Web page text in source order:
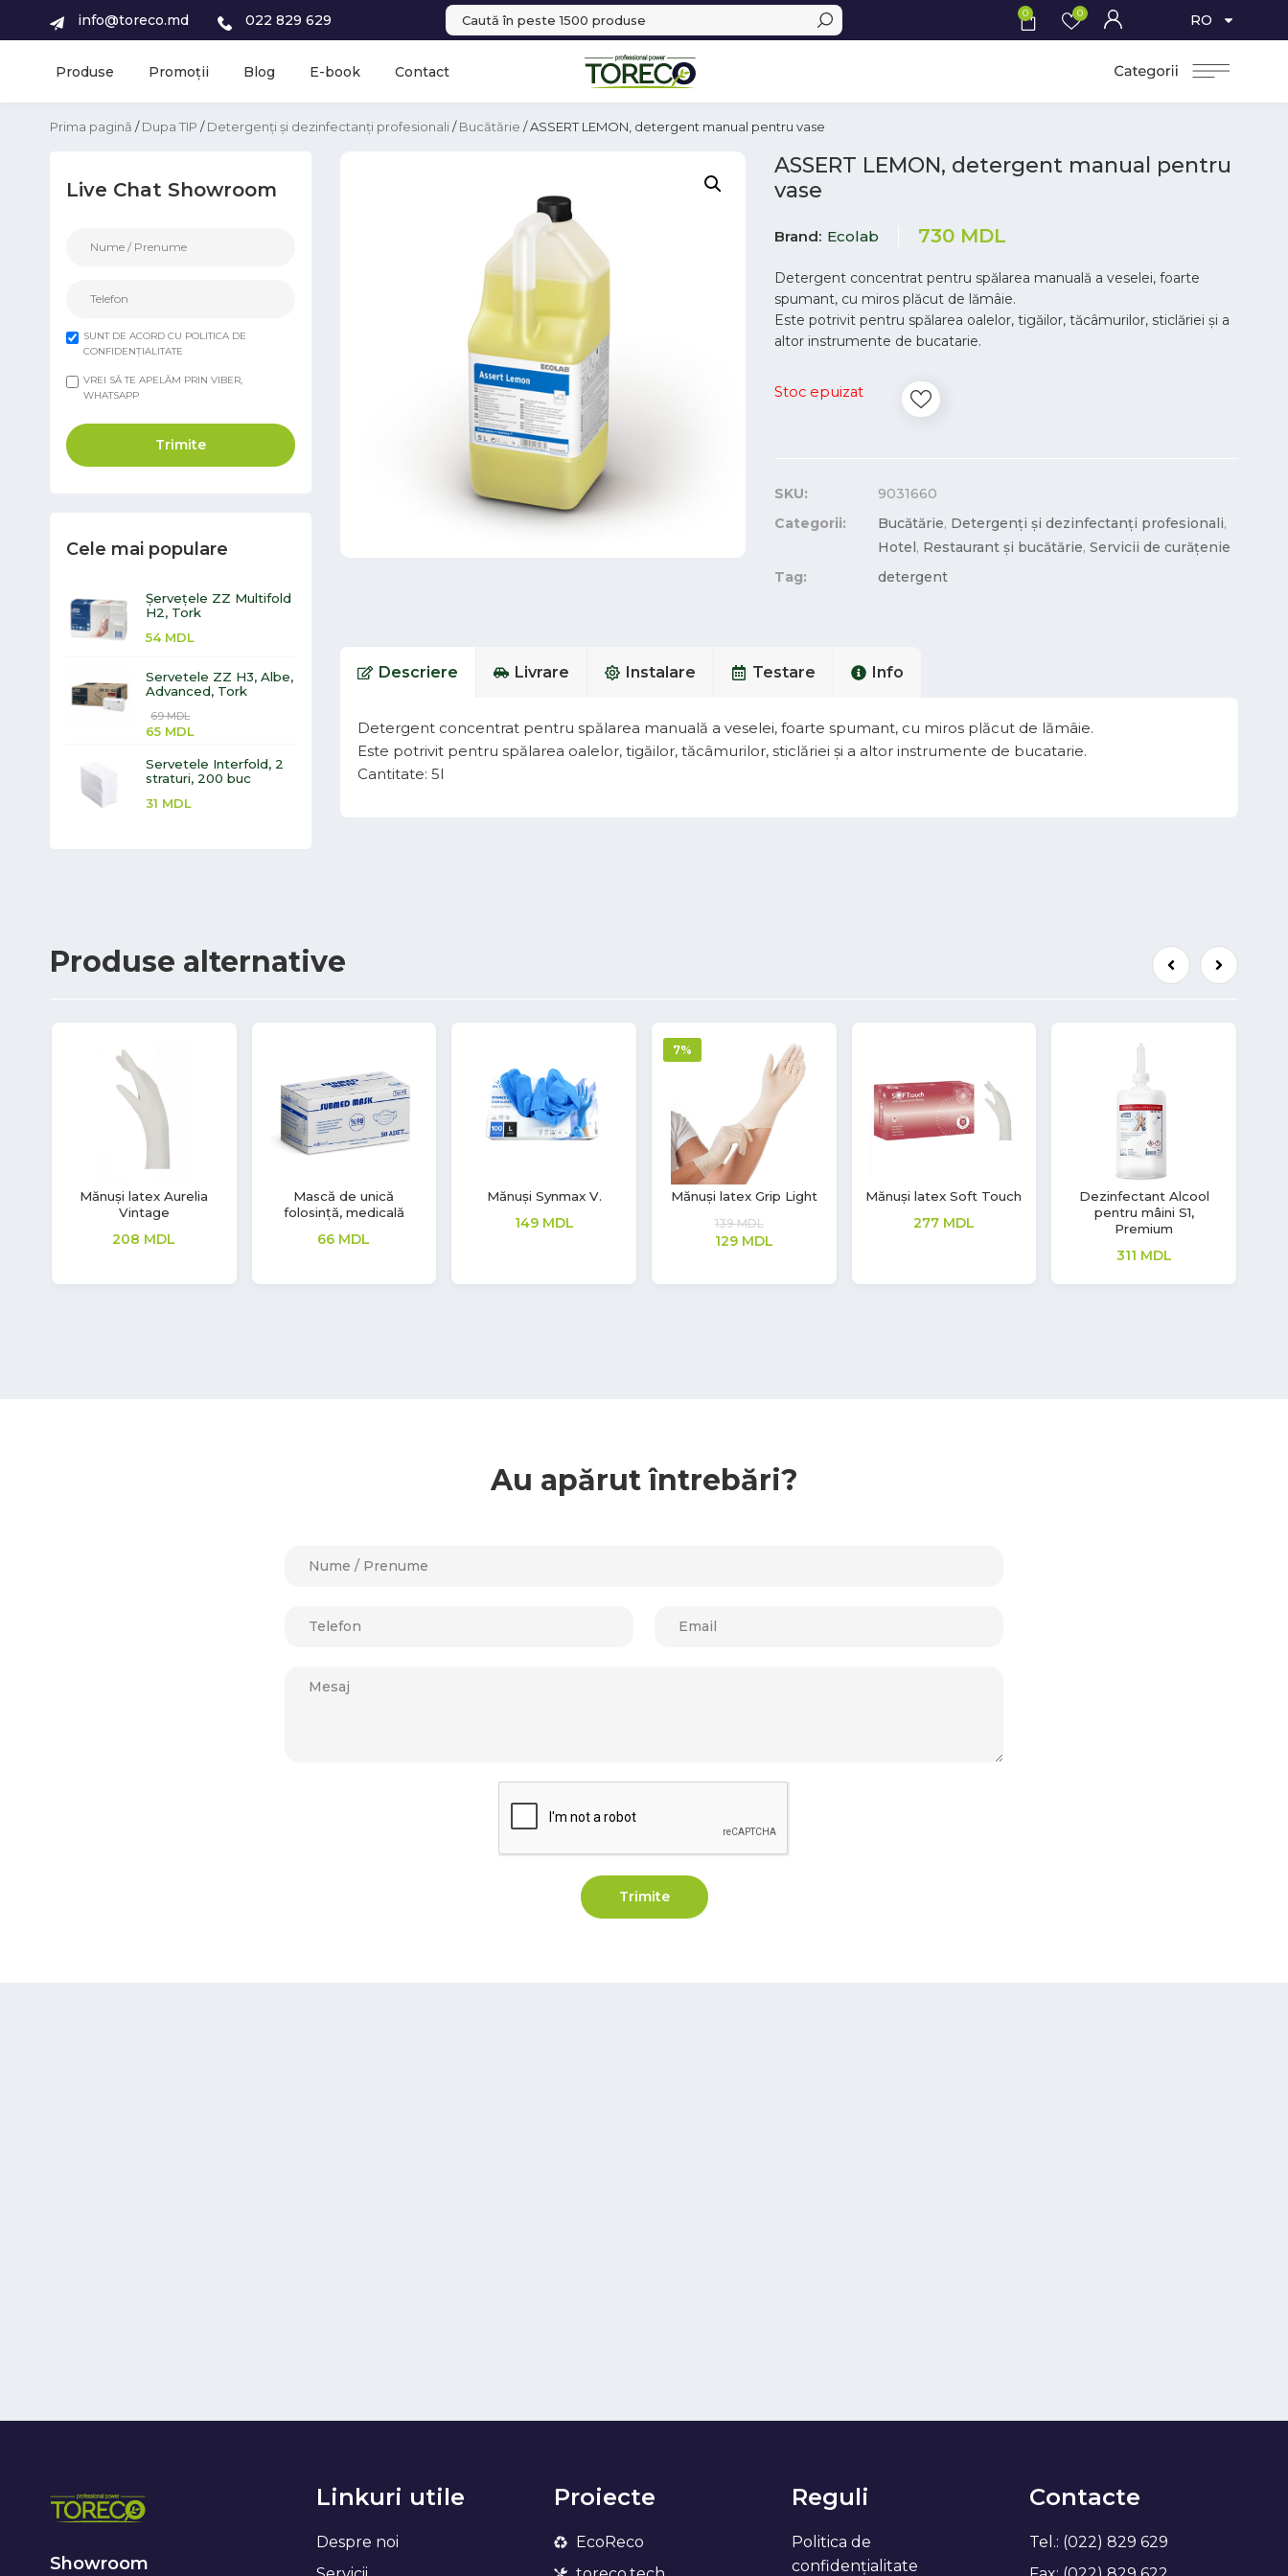
info@toreco.md 022 829 629 0 0 RO
Produse Promoții Blog E-book Contact
Prima pagină /Dupa TIP /Detergenți și dezinfectanți profesionali/Bucătărie / ASSERT LEMON, detergent manual pentru vase
Live Chat Showroom
SUNT DE ACORD CU POLITICA DE
CONFIDENȚIALITATE
VREI SĂ TE APELĂM PRIN VIBER,
WHATSAPP
Trimite
Cele mai populare
Șervețele ZZ Multifold
H2, Tork
54 MDL
Servetele ZZ H3, Albe,
Advanced, Tork
69MDL
65 MDL
Servetele Interfold, 2
straturi, 200 buc
31 MDL
ASSERT LEMON, detergent manual pentru
vase
Brand Ecolab 730 MDL
Detergent concentrat pentru spălarea manuală a veselei, foarte
spumant, cu miros plăcut de lămâie.
Este potrivit pentru spălarea oalelor, tigăilor, tăcâmurilor, sticlăriei și a
altor instrumente de bucatarie.
Stoc epuizat
SKU:
9031660
Categorii:
Bucătărie, Detergenți și dezinfectanți profesionali,
Hotel , Restaurant și bucătărie,Servicii de curățenie
Tag:
detergent
Descriere Livrare Instalare Testare Info
Detergent concentrat pentru spălarea manuală a veselei, foarte spumant, cu miros plăcut de lămâie.
Este potrivit pentru spălarea oalelor, tigăilor, tăcâmurilor, sticlăriei și a altor instrumente de bucatarie.
Cantitate: 5l
Produse alternative
Mănuși latex Grip Light
MDL
129 MDL
Mănuși latex Soft Touch
277 MDL
Dezinfectant Alcool
Premium
Mănuși nitril Aurelia
380MDL
Servetele ZZ, Albe,
Tork
Mănuși latex Soft Touch
208MDL
Au apărut întrebări?
Trimite
Showroom
Linkuri utile
Despre noi
Proiecte
EcoReco
Reguli
Politica de
confidențialitate
Contacte
Tel.: (022) 829 629